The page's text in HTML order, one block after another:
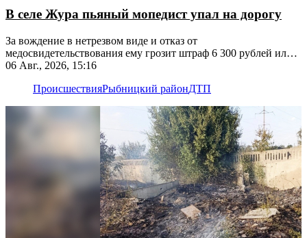
В селе Жура пьяный мопедист упал на дорогу
За вождение в нетрезвом виде и отказ от
медосвидетельствования ему грозит штраф 6 300 рублей или
лишение прав
06 Авг., 2026, 15:16
ПроисшествияРыбницкий районДТП